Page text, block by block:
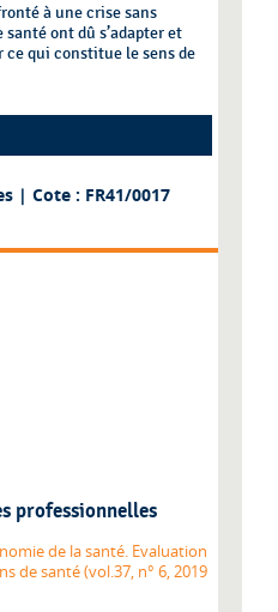
à une crise sans
ont dû s’adapter et
ce qui constitue le sens de
| Cote : FR41/0017
professionnelles
de la santé. Evaluation
de santé (vol.37, n° 6, 2019